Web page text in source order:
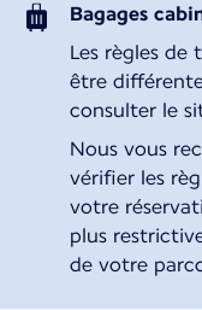
Bagages
Les règles de
être
consulter le
Nous vous
vérifier les
votre
plus
de votre